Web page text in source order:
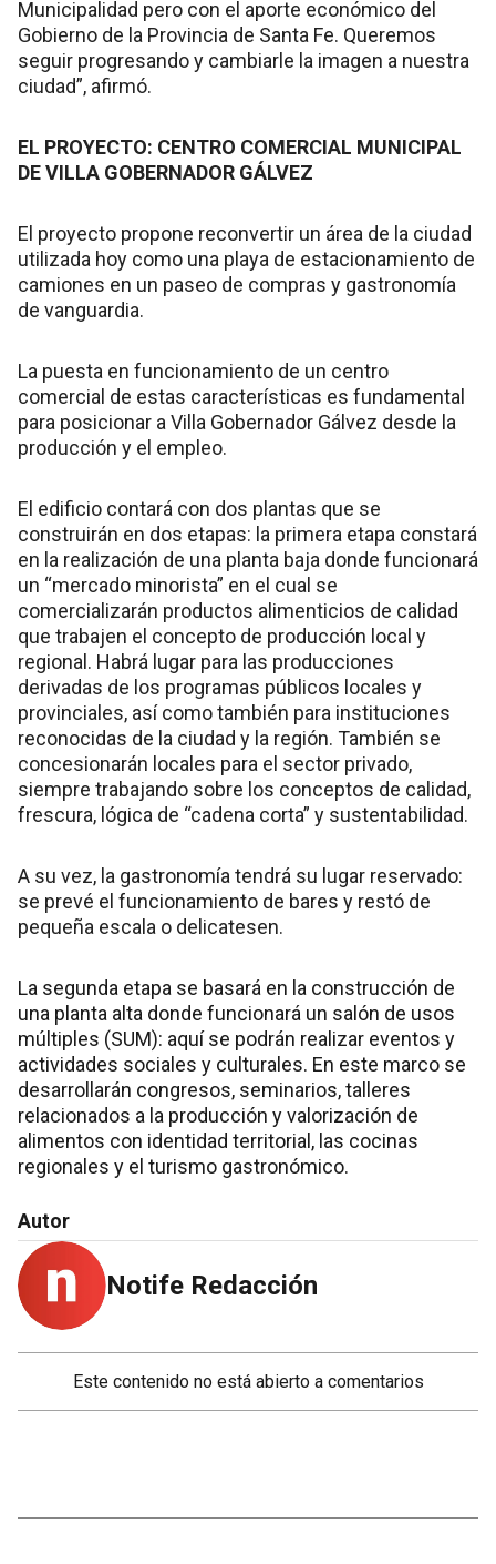
Municipalidad pero con el aporte económico del
Gobierno de la Provincia de Santa Fe. Queremos
seguir progresando y cambiarle la imagen a nuestra
ciudad”, afirmó.
EL PROYECTO: CENTRO COMERCIAL MUNICIPAL
DE VILLA GOBERNADOR GÁLVEZ
El proyecto propone reconvertir un área de la ciudad
utilizada hoy como una playa de estacionamiento de
camiones en un paseo de compras y gastronomía
de vanguardia.
La puesta en funcionamiento de un centro
comercial de estas características es fundamental
para posicionar a Villa Gobernador Gálvez desde la
producción y el empleo.
El edificio contará con dos plantas que se
construirán en dos etapas: la primera etapa constará
en la realización de una planta baja donde funcionará
un “mercado minorista” en el cual se
comercializarán productos alimenticios de calidad
que trabajen el concepto de producción local y
regional. Habrá lugar para las producciones
derivadas de los programas públicos locales y
provinciales, así como también para instituciones
reconocidas de la ciudad y la región. También se
concesionarán locales para el sector privado,
siempre trabajando sobre los conceptos de calidad,
frescura, lógica de “cadena corta” y sustentabilidad.
A su vez, la gastronomía tendrá su lugar reservado:
se prevé el funcionamiento de bares y restó de
pequeña escala o delicatesen.
La segunda etapa se basará en la construcción de
una planta alta donde funcionará un salón de usos
múltiples (SUM): aquí se podrán realizar eventos y
actividades sociales y culturales. En este marco se
desarrollarán congresos, seminarios, talleres
relacionados a la producción y valorización de
alimentos con identidad territorial, las cocinas
regionales y el turismo gastronómico.
Autor
Notife Redacción
Este contenido no está abierto a comentarios